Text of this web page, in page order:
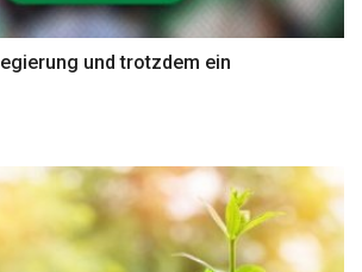
und trotzdem ein